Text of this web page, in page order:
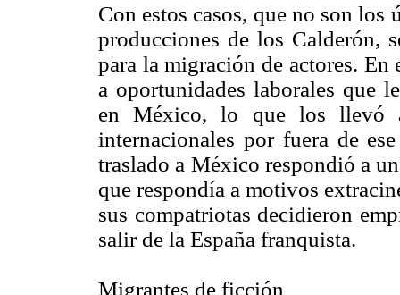
Con estos casos, que no son
producciones de los Calderón,
para la migración de actores.
a oportunidades laborales que
en México, lo que los llevó
internacionales por fuera de
traslado a México respondió a
que respondía a motivos
sus compatriotas decidieron
salir de la España franquista.
Migrantes de ficción